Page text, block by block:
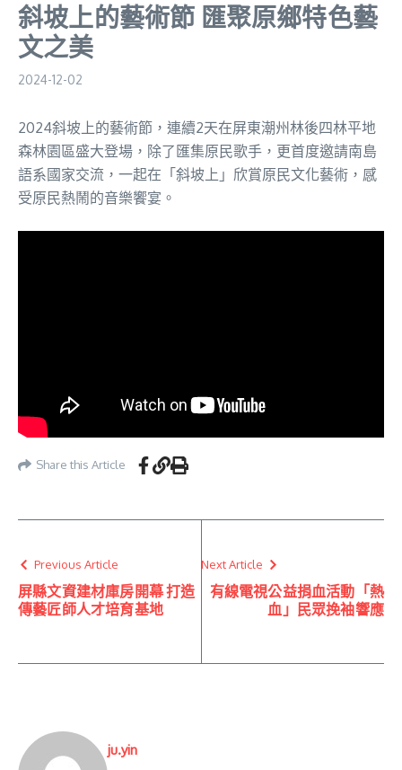
斜坡上的藝術節 匯聚原鄉特色藝
文之美
2024-12-02
2024斜坡上的藝術節，連續2天在屏東潮州林後四林平地
森林園區盛大登場，除了匯集原民歌手，更首度邀請南島
語系國家交流，一起在「斜坡上」欣賞原民文化藝術，感
受原民熱鬧的音樂饗宴。
Share this Article
Previous Article
屏縣文資建材庫房開幕 打造
傳藝匠師人才培育基地
Next Article
有線電視公益捐血活動「熱
血」民眾挽袖響應
ju.yin